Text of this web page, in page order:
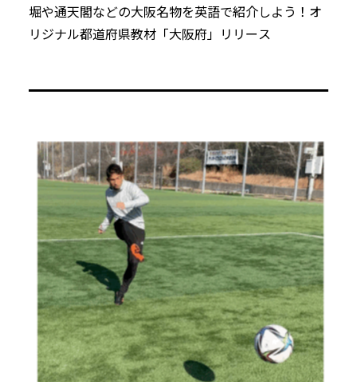
堀や通天閣などの大阪名物を英語で紹介しよう！オ
リジナル都道府県教材「大阪府」リリース